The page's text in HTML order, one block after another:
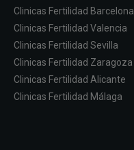
Clinicas Fertilidad Barcelona
Clinicas Fertilidad Valencia
Clinicas Fertilidad Sevilla
Clinicas Fertilidad Zaragoza
Clinicas Fertilidad Alicante
Clinicas Fertilidad Málaga